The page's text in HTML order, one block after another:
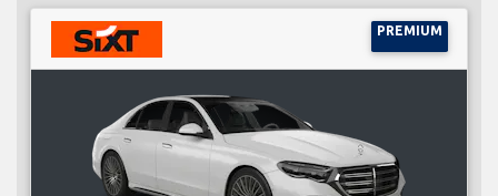
PREMIUM